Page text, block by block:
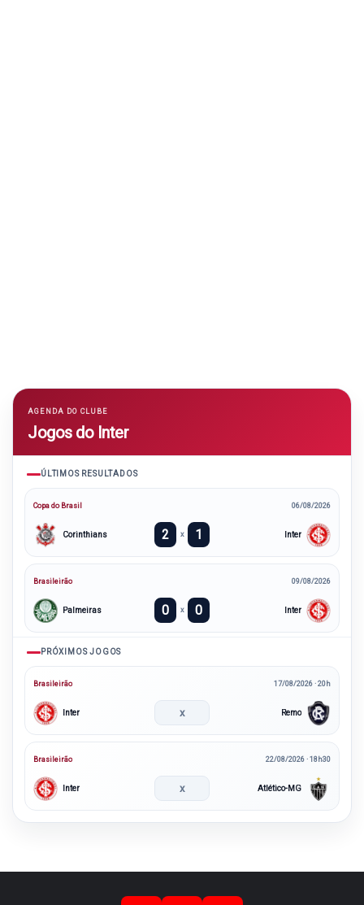
AGENDA DO CLUBE
Jogos do Inter
ÚLTIMOS RESULTADOS
Copa do Brasil 06/08/2026
Corinthians 2 x 1 Inter
Brasileirão 09/08/2026
Palmeiras 0 x 0 Inter
PRÓXIMOS JOGOS
Brasileirão 17/08/2026 · 20h
Inter x Remo
Brasileirão 22/08/2026 · 18h30
Inter x Atlético-MG